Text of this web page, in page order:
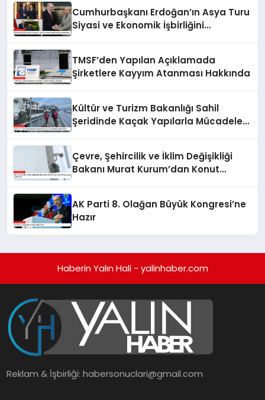
Cumhurbaşkanı Erdoğan’ın Asya Turu
Siyasi ve Ekonomik İşbirliğini
TMSF’den Yapılan Açıklamada
Şirketlere Kayyım Atanması Hakkında
Kültür ve Turizm Bakanlığı Sahil
Şeridinde Kaçak Yapılarla Mücadele
Çevre, Şehircilik ve İklim Değişikliği
Bakanı Murat Kurum’dan Konut
AK Parti 8. Olağan Büyük Kongresi’ne
Hazır
Haberin Yalın Hali - yalinhaber.com
Reklam & İşbirliği:habersonuclari@gmail.com